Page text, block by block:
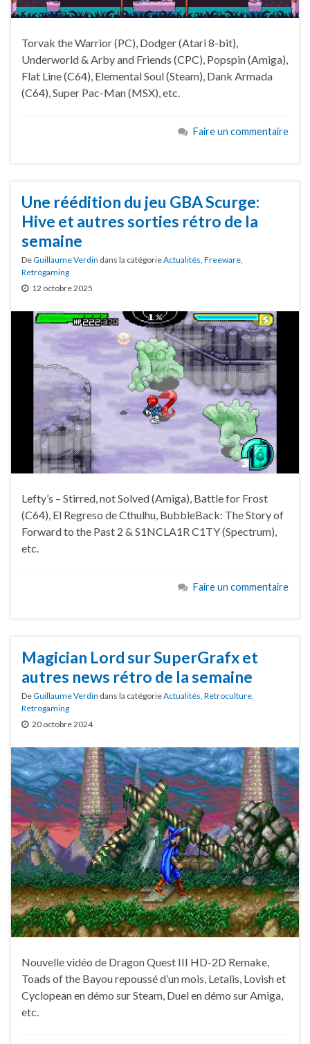
Torvak the Warrior (PC), Dodger (Atari 8-bit),
Underworld & Arby and Friends (CPC), Popspin (Amiga),
Flat Line (C64), Elemental Soul (Steam), Dank Armada
(C64), Super Pac-Man (MSX), etc.
Faire un commentaire
Une réédition du jeu GBA Scurge:
Hive et autres sorties rétro de la
semaine
DeGuillaume Verdin dans la catégorieActualités Freeware
Retrogaming
12 octobre 2025
Lefty’s – Stirred, not Solved (Amiga), Battle for Frost
(C64), El Regreso de Cthulhu, BubbleBack: The Story of
Forward to the Past 2 & S1NCLA1R C1TY (Spectrum),
etc.
Faire un commentaire
Magician Lord sur SuperGrafx et
autres news rétro de la semaine
DeGuillaume Verdin dans la catégorieActualités Retroculture
Retrogaming
20 octobre 2024
Nouvelle vidéo de Dragon Quest III HD-2D Remake,
Toads of the Bayou repoussé d’un mois, Letalis, Lovish et
Cyclopean en démo sur Steam, Duel en démo sur Amiga,
etc.